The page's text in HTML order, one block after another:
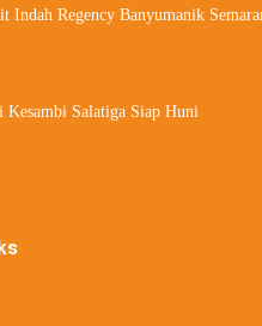
Regency Banyumanik
Salatiga Siap Huni